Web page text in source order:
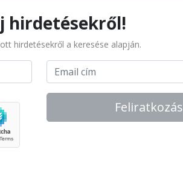
hirdetésekről!
hirdetésekről a keresése alapján.
Feliratkozás